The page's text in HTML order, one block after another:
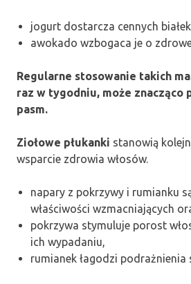
jogurt dostarcza cennych
awokado wzbogaca je o
Regularne stosowanie takich
raz w tygodniu, może
pasm.
Ziołowe płukanki stanowią
wsparcie zdrowia włosów.
napary z pokrzywy i rumianku
właściwości wzmacniających
pokrzywa stymuluje porost
ich wypadaniu,
rumianek łagodzi podrażnienia